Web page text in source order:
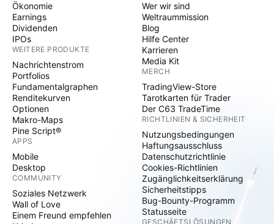
Ökonomie
Earnings
Dividenden
IPOs
WEITERE PRODUKTE
Nachrichtenstrom
Portfolios
Fundamentalgraphen
Renditekurven
Optionen
Makro-Maps
Pine Script®
APPS
Mobile
Desktop
COMMUNITY
Soziales Netzwerk
Wall of Love
Einem Freund empfehlen
Wer wir sind
Weltraummission
Blog
Hilfe Center
Karrieren
Media Kit
MERCH
TradingView-Store
Tarotkarten für Trader
Der C63 TradeTime
RICHTLINIEN & SICHERHEIT
Nutzungsbedingungen
Haftungsausschluss
Datenschutzrichtlinie
Cookies-Richtlinien
Zugänglichkeitserklärung
Sicherheitstipps
Bug-Bounty-Programm
Statusseite
GESCHÄFTSLÖSUNGEN